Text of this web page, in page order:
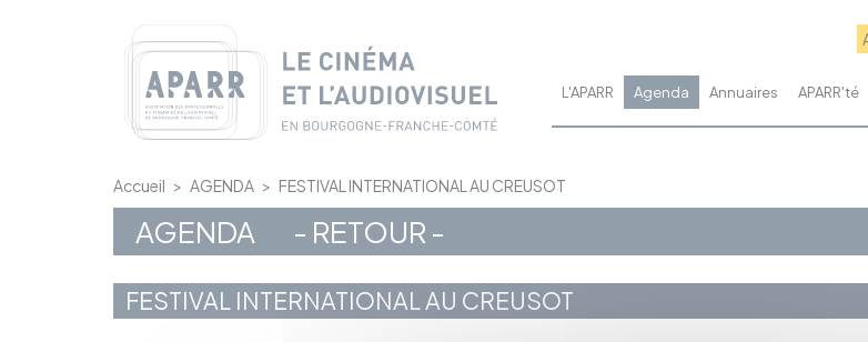
L'APARR Agenda Annuaires APARR'té
Accueil > AGENDA > FESTIVAL INTERNATIONAL AU CREUSOT
AGENDA - RETOUR -
FESTIVAL INTERNATIONAL AU CREUSOT